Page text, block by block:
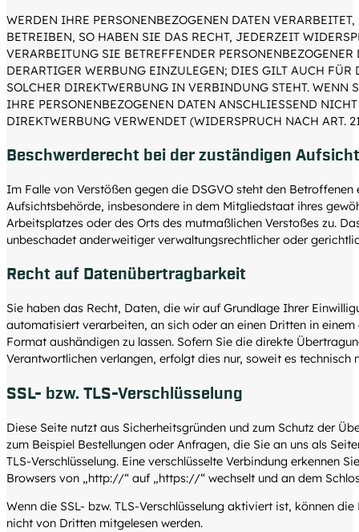
WERDEN IHRE PERSONENBEZOGENEN DATEN
BETREIBEN, SO HABEN SIE DAS RECHT, JEDERZEIT
VERARBEITUNG SIE BETREFFENDER PERSONENBEZOGENER
DERARTIGER WERBUNG EINZULEGEN; DIES GILT AUCH
SOLCHER DIREKTWERBUNG IN VERBINDUNG STEHT. WENN
IHRE PERSONENBEZOGENEN DATEN ANSCHLIESSEND
DIREKTWERBUNG VERWENDET (WIDERSPRUCH NACH ART.
Beschwerde­recht bei der zuständigen
Im Falle von Verstößen gegen die DSGVO steht den
Aufsichtsbehörde, insbesondere in dem Mitgliedstaat ihres
Arbeitsplatzes oder des Orts des mutmaßlichen Verstoßes zu.
unbeschadet anderweitiger verwaltungsrechtlicher oder
Recht auf Daten­übertrag­barkeit
Sie haben das Recht, Daten, die wir auf Grundlage Ihrer
automatisiert verarbeiten, an sich oder an einen Dritten in
Format aushändigen zu lassen. Sofern Sie die direkte
Verantwortlichen verlangen, erfolgt dies nur, soweit es technisch
SSL- bzw. TLS-Verschlüsselung
Diese Seite nutzt aus Sicherheitsgründen und zum Schutz der
zum Beispiel Bestellungen oder Anfragen, die Sie an uns als
TLS-Verschlüsselung. Eine verschlüsselte Verbindung erkennen
Browsers von „http://“ auf „https://“ wechselt und an dem
Wenn die SSL- bzw. TLS-Verschlüsselung aktiviert ist, können
nicht von Dritten mitgelesen werden.